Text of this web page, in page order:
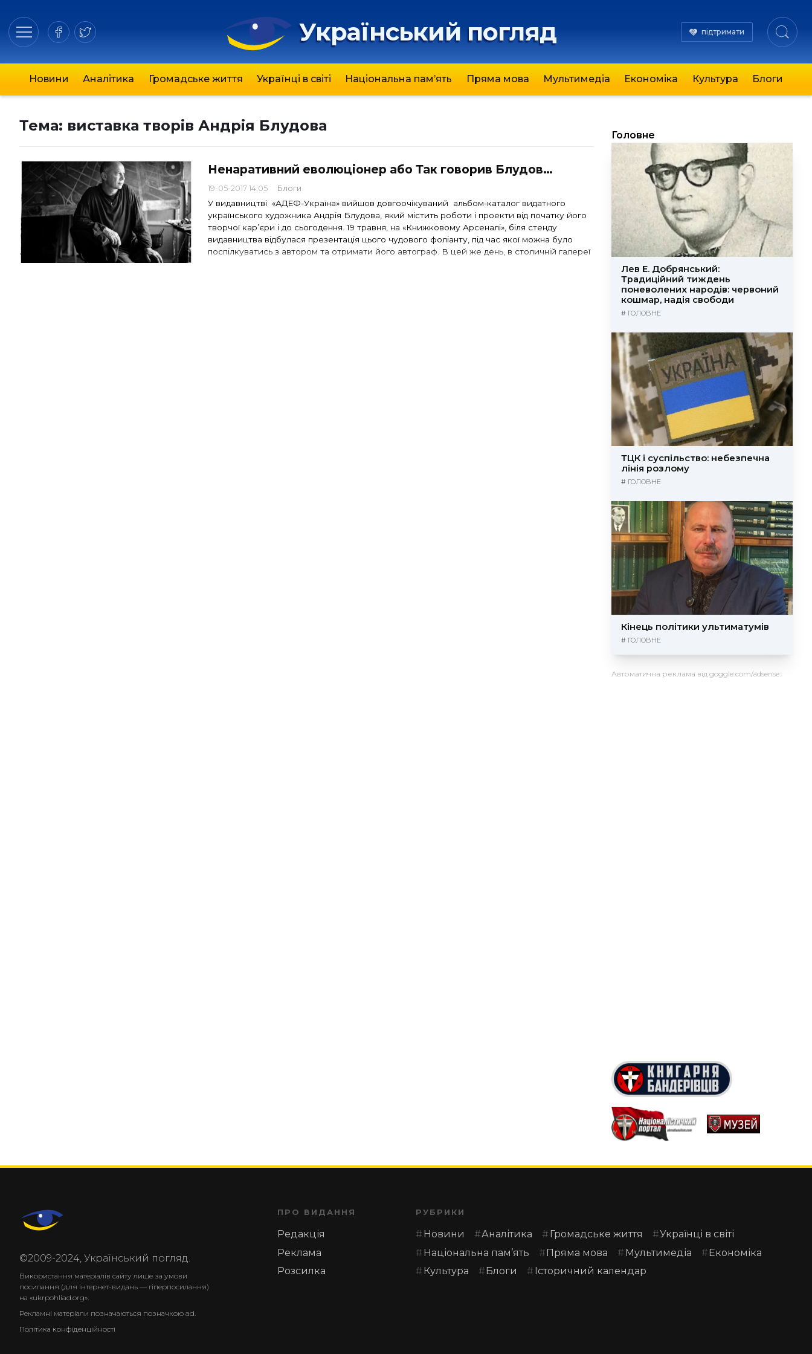
Український погляд підтримати
Новини Аналітика Громадське життя Українці в світі Національна пам’ять Пряма мова Мультимедіа Економіка Культура Блоги
Тема: виставка творів Андрія Блудова
Ненаративний еволюціонер або Так говорив Блудов…
19-05-2017 14:05 Блоги
У видавництві «АДЕФ-Україна» вийшов довгоочікуваний альбом-каталог видатного
українського художника Андрія Блудова, який містить роботи і проекти від початку його
творчої кар’єри і до сьогодення. 19 травня, на «Книжковому Арсеналі», біля стенду
видавництва відбулася презентація цього чудового фоліанту, під час якої можна було
поспілкуватись з автором та отримати його автограф. В цей же день, в столичній галереї
Головне
Лев Е. Добрянський:
Традиційний тиждень
поневолених народів: червоний
кошмар, надія свободи
# ГОЛОВНЕ
ТЦК і суспільство: небезпечна
лінія розлому
# ГОЛОВНЕ
Кінець політики ультиматумів
# ГОЛОВНЕ
Автоматична реклама від goggle.com/adsense:
©2009-2024, Український погляд.
Використання матеріалів сайту лише за умови
посилання (для інтернет-видань — гіперпосилання)
на «ukrpohliad.org».
Рекламні матеріали позначаються позначкою ad.
Політика конфіденційності
ПРО ВИДАННЯ
Редакція
Реклама
Розсилка
РУБРИКИ
Новини Аналітика Громадське життя
Українці в світі
Національна пам’ять
Пряма мова Мультимедіа
Економіка
Культура
Блоги Історичний календар